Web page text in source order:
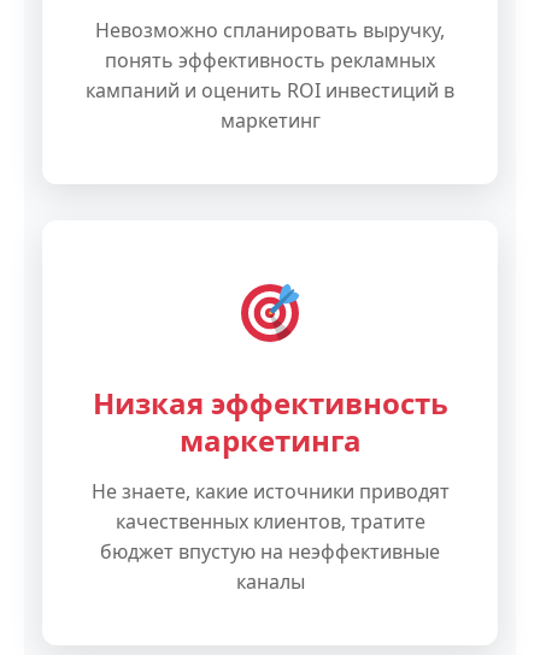
Невозможно спланировать выручку,
понять эффективность рекламных
кампаний и оценить ROI инвестиций в
маркетинг
Низкая эффективность
маркетинга
Не знаете, какие источники приводят
качественных клиентов, тратите
бюджет впустую на неэффективные
каналы